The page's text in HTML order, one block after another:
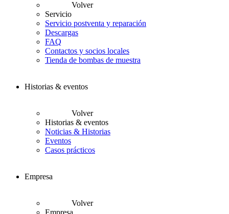
Volver
Servicio
Servicio postventa y reparación
Descargas
FAQ
Contactos y socios locales
Tienda de bombas de muestra
Historias & eventos
Volver
Historias & eventos
Noticias & Historias
Eventos
Casos prácticos
Empresa
Volver
Empresa